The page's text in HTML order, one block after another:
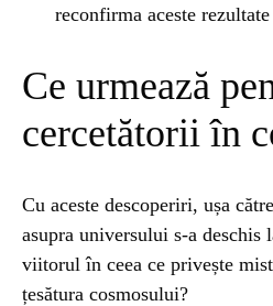
reconfirma aceste
Ce urmează
cercetătorii în
Cu aceste descoperiri, ușa
asupra universului s-a deschis
viitorul în ceea ce privește
țesătura cosmosului?